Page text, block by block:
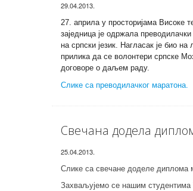
29.04.2013.
27. априла у просторијама Високе
заједница је одржала
на српски језик. Нагласак је био
прилика да се волонтери српске
договоре о даљем раду.
Слике са преводилачког маратона.
Свечана додела
25.04.2013.
Слике са свечане доделе диплома
Захваљујемо се нашим